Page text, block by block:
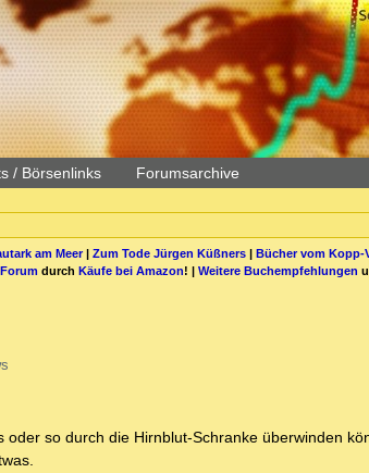
/ Börsenlinks Forumsarchive
am Meer| Zum Tode Jürgen Küßners| Bücher vom Kopp-
durch Käufe bei Amazon! | Weitere Buchempfehlungen
so durch die Hirnblut-Schranke überwinden